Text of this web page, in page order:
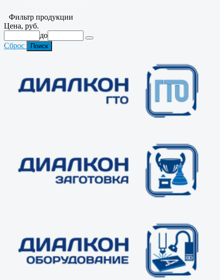
Фильтр продукции
Цена, руб.
до
Сброс